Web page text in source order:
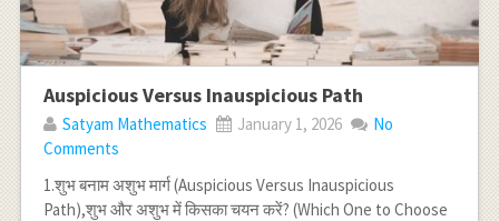
Auspicious Versus Inauspicious Path
Satyam Mathematics January 1, 2026
No
Comments
1.शुभ बनाम अशुभ मार्ग (Auspicious Versus Inauspicious
Path),शुभ और अशुभ में किसका चयन करें? (Which One to Choose